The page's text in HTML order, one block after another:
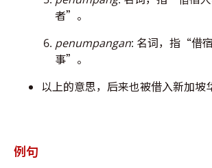
者”。
penumpangan: 名词，指“借
事”。
以上的意思，后来也被借入新加坡
例句